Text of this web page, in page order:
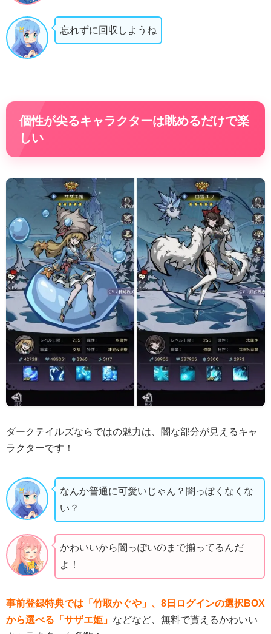
忘れずに回収しようね
個性が尖るキャラクターは眺めるだけで楽
しい
ダークテイルズならではの魅力は、闇な部分が見えるキャ
ラクターです！
なんか普通に可愛いじゃん？闇っぽくなくな
い？
かわいいから闇っぽいのまで揃ってるんだ
よ！
事前登録特典では「竹取かぐや」、8日ログインの選択BOX
から選べる「サザエ姫」 などなど、無料で貰えるかわいい